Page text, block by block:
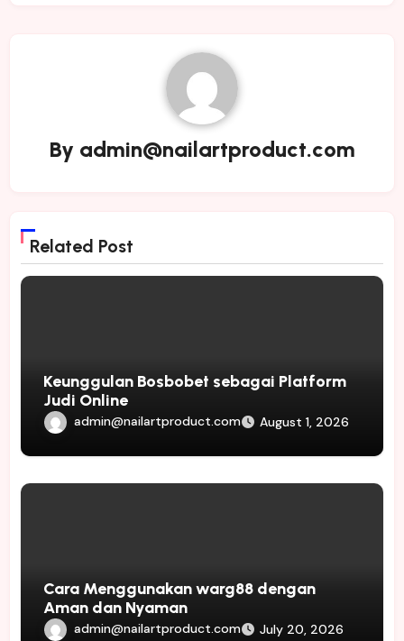
By admin@nailartproduct.com
Related Post
Keunggulan Bosbobet sebagai Platform
Judi Online
admin@nailartproduct.com August 1, 2026
Cara Menggunakan warg88 dengan
Aman dan Nyaman
admin@nailartproduct.com July 20, 2026